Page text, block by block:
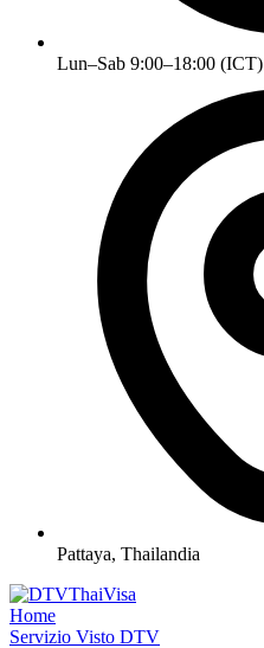
Lun–Sab 9:00–18:00 (ICT)
Pattaya, Thailandia
Home
Servizio Visto DTV